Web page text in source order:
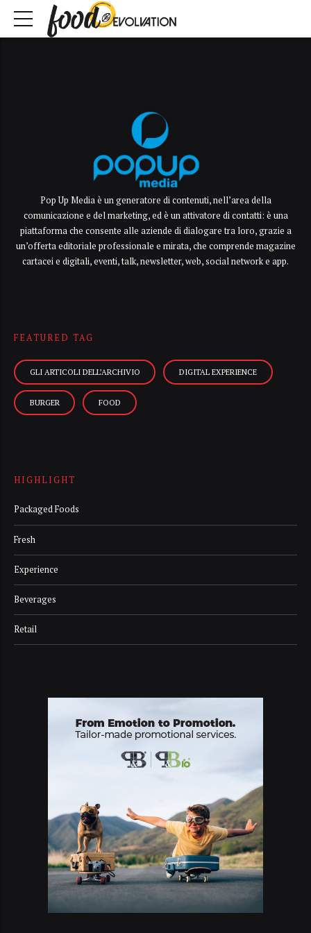
Pop Up Media è un generatore di contenuti, nell’area della
comunicazione e del marketing, ed è un attivatore di contatti: è una
piattaforma che consente alle aziende di dialogare tra loro, grazie a
un’offerta editoriale professionale e mirata, che comprende magazine
cartacei e digitali, eventi, talk, newsletter, web, social network e app.
FEATURED TAG
GLI ARTICOLI DELL’ARCHIVIO DIGITAL EXPERIENCE
BURGER FOOD
HIGHLIGHT
Packaged Foods
Fresh
Experience
Beverages
Retail